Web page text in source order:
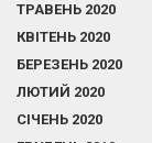
ТРАВЕНЬ 2020
КВІТЕНЬ 2020
БЕРЕЗЕНЬ 2020
ЛЮТИЙ 2020
СІЧЕНЬ 2020